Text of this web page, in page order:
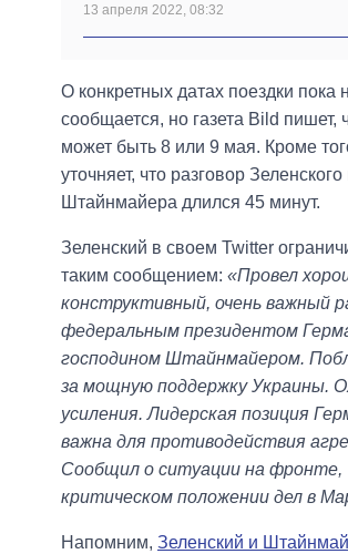
13 апреля 2022, 08:32
О конкретных датах поездки пока
сообщается, но газета Bild пишет,
может быть 8 или 9 мая. Кроме
уточняет, что разговор Зеленского
Штайнмайера длился 45 минут.
Зеленский в своем Twitter
таким сообщением: «Провел
конструктивный, очень важный
федеральным президентом
господином Штайнмайером.
за мощную поддержку Украины.
усиления. Лидерская позиция
важна для противодействия
Сообщил о ситуации на фронте,
критическом положении дел в
Напомним, Зеленский и